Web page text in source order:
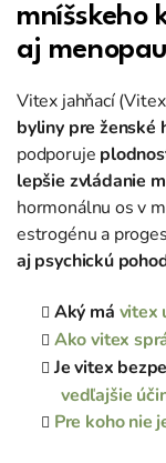
mníšskeho
aj
Vitex jahňací
byliny pre ženské
podporuje
lepšie zvládanie
hormonálnu os v
estrogénu a
aj psychickú
Aký má vitex
Ako vitex
Je vitex
vedľajšie
Pre koho nie